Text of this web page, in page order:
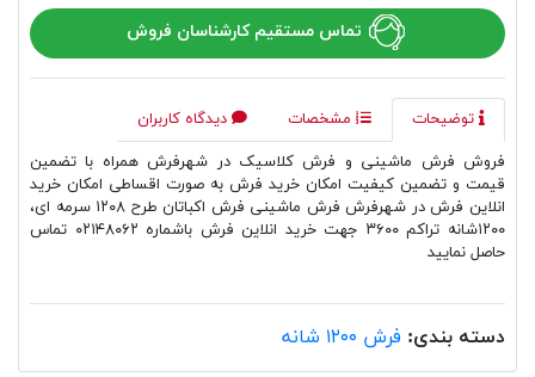
تماس مستقیم کارشناسان فروش
توضیحات مشخصات
دیدگاه کاربران
فروش فرش ماشینی و فرش کلاسیک در شهرفرش همراه با تضمین
قیمت و تضمین کیفیت امکان خرید فرش به صورت اقساطی امکان خرید
انلاین فرش در شهرفرش فرش ماشینی فرش اکباتان طرح ۱۲۰۸ سرمه ای،
۱۲۰۰شانه تراکم ۳۶۰۰ جهت خرید انلاین فرش باشماره ۰۲۱۴۸۰۶۲ تماس
حاصل نمایید
دسته بندی: فرش ۱۲۰۰ شانه